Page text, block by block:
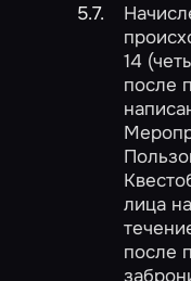
14
после
лица
после